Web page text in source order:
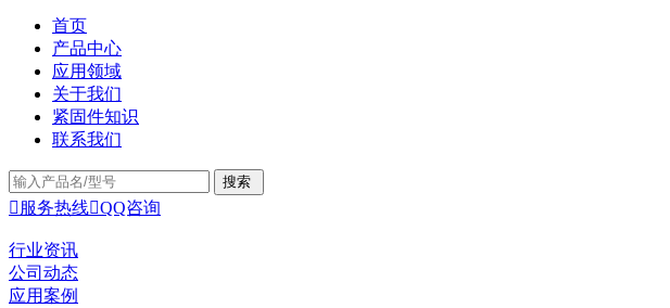
首页
产品中心
应用领域
关于我们
紧固件知识
联系我们
 服务热线QQ咨询
行业资讯
公司动态
应用案例